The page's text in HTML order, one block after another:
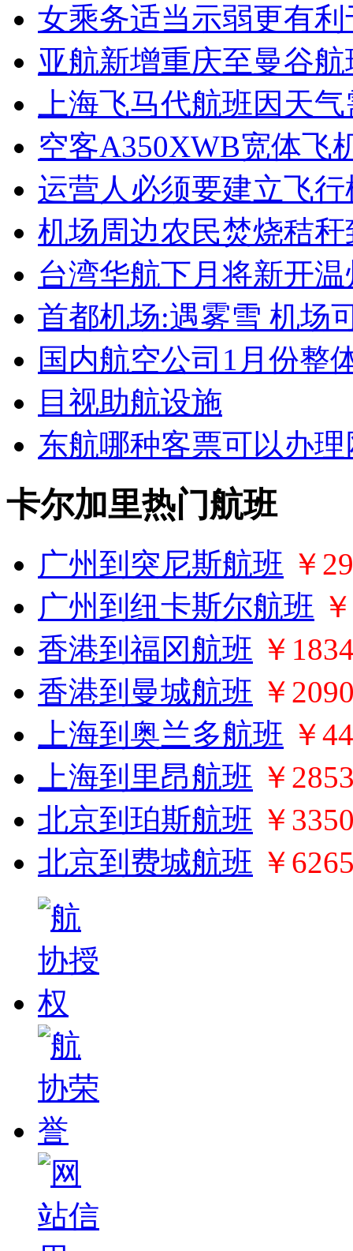
女乘务适当示弱更有
亚航新增重庆至曼谷
上海飞马代航班因天
空客A350XWB宽体飞
运营人必须要建立飞
机场周边农民焚烧秸
台湾华航下月将新开
首都机场:遇雾雪 机场
国内航空公司1月份整
目视助航设施
东航哪种客票可以办
卡尔加里热门航班
广州到突尼斯航班 ￥
广州到纽卡斯尔航班
香港到福冈航班 ￥
香港到曼城航班 ￥
上海到奥兰多航班 ￥
上海到里昂航班 ￥
北京到珀斯航班 ￥
北京到费城航班 ￥